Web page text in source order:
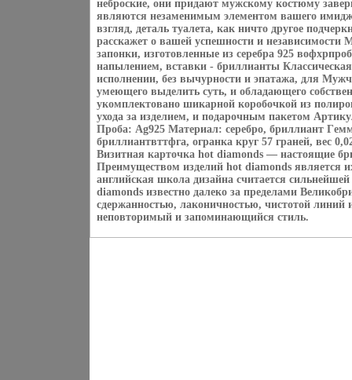
неброские, они придают мужскому костюму
являются незаменимым элементом вашего
взгляд, деталь туалета, как ничто другое
расскажет о вашей успешности и независимости
запонки, изготовленные из серебра 925
напылением, вставки - бриллианты
исполнении, без вычурности и эпатажа, для
умеющего выделить суть, и обладающего
укомплектовано шикарной коробочкой из
ухода за изделием, и подарочным пакетом
Проба: Ag925 Материал: серебро, бриллиант
бриллиантвттфга, огранка круг 57 граней, вес
Визитная карточка hot diamonds — настоящие
Преимуществом изделий hot diamonds является
английская школа дизайна считается
diamonds известно далеко за пределами
сдержанностью, лаконичностью, чистотой линий
неповторимый и запоминающийся стиль.